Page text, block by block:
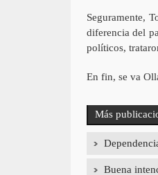
Seguramente,
diferencia del
políticos,
En fin, se va
Más
Buena